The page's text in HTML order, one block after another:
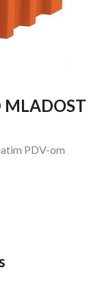
MLADOST
PDV-om